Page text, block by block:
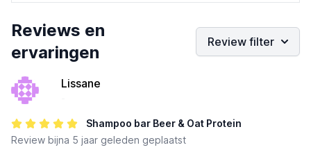
Bedrijfs reviews
Reviews en
ervaringen
Review filter
Lissane
Shampoo bar Beer & Oat Protein
Review bijna 5 jaar geleden geplaatst